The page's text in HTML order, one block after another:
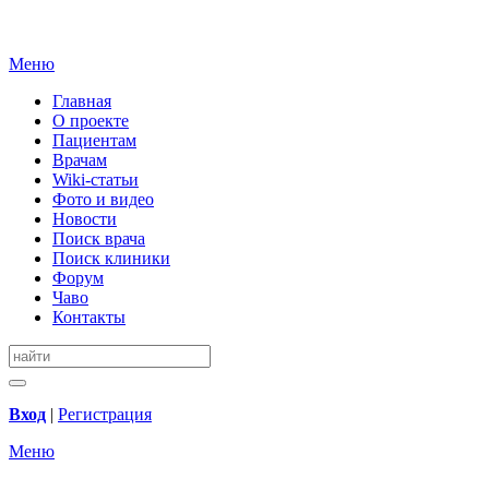
Меню
Главная
О проекте
Пациентам
Врачам
Wiki-статьи
Фото и видео
Новости
Поиск врача
Поиск клиники
Форум
Чаво
Контакты
Вход | Регистрация
Меню